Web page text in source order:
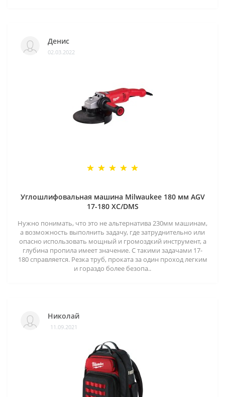
Денис
02.03.2022
Углошлифовальная машина Milwaukee 180 мм AGV
17-180 XC/DMS
Нужно понимать, что это не альтернатива 230мм машинам,
а возможность выполнить задачу, где затруднительно или
опасно использовать мощный и громоздкий инструмент, а
глубина пропила имеет значение. С такими задачами 17-
180 справляется. Резка труб, проката за один проход легким
и гораздо более безопа..
Николай
11.09.2021